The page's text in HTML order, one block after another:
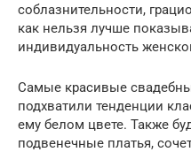
соблазнительности,
как нельзя лучше
индивидуальность
Самые красивые
подхватили тенденции
ему белом цвете. Также
подвенечные платья,